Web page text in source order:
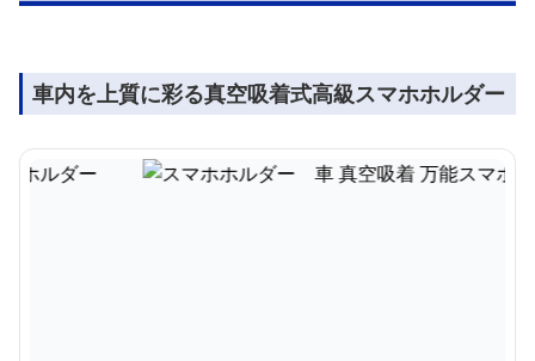
車内を上質に彩る真空吸着式高級スマホホルダー